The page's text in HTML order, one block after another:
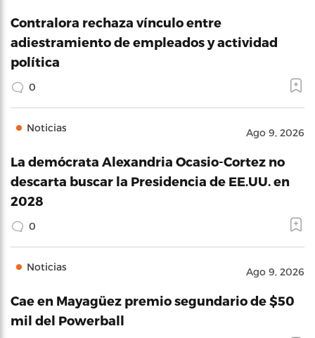
Contralora rechaza vínculo entre
adiestramiento de empleados y actividad
política
0
Noticias Ago 9, 2026
La demócrata Alexandria Ocasio-Cortez no
descarta buscar la Presidencia de EE.UU. en
2028
0
Noticias Ago 9, 2026
Cae en Mayagüez premio segundario de $50
mil del Powerball